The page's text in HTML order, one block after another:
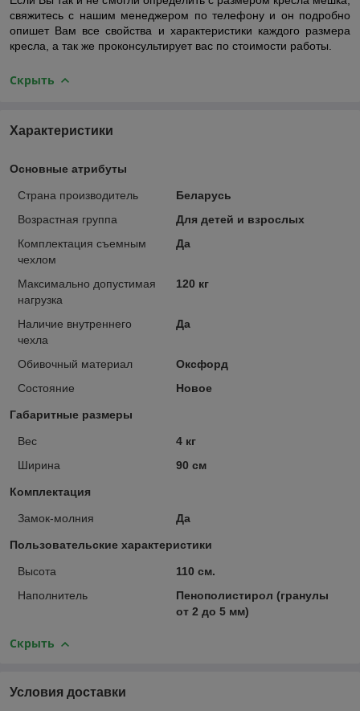
свяжитесь с нашим менеджером по телефону и он подробно
опишет Вам все свойства и характеристики каждого размера
кресла, а так же проконсультирует вас по стоимости работы.
Скрыть
Характеристики
Основные атрибуты
Страна производитель
Беларусь
Возрастная группа
Для детей и взрослых
Комплектация съемным
чехлом
Да
Максимально допустимая
нагрузка
120 кг
Наличие внутреннего
чехла
Да
Обивочный материал
Оксфорд
Состояние
Новое
Габаритные размеры
Вес
4 кг
Ширина
90 см
Комплектация
Замок-молния Да
Пользовательские характеристики
Высота
110 см.
Наполнитель
Пенополистирол (гранулы
от 2 до 5 мм)
Скрыть
Условия доставки